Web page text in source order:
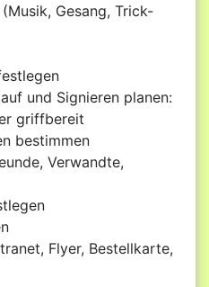
Gesang, Trick-
und Signieren planen:
griffbereit
bestimmen
Verwandte,
Flyer, Bestellkarte,